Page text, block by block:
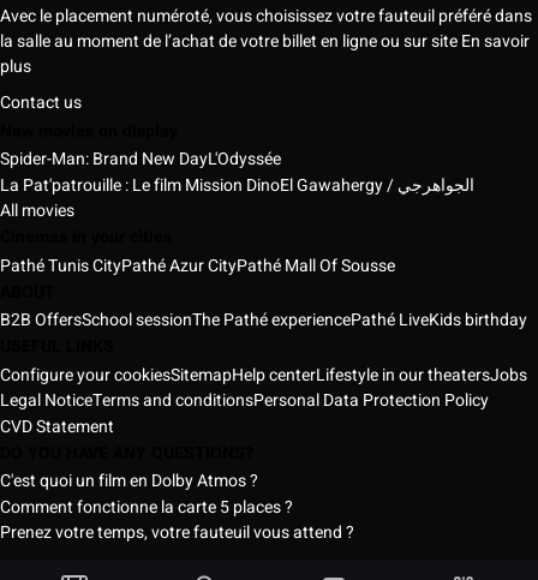
Avec le placement numéroté, vous choisissez votre fauteuil préféré dans
la salle au moment de l’achat de votre billet en ligne ou sur siteEn savoir
plus
Contact us
Spider-Man: Brand New DayL'Odyssée
La Pat'patrouille : Le film Mission Dino
El Gawahergy / الجواهرجي
All movies
Pathé Tunis CityPathé Azur CityPathé Mall Of Sousse
B2B OffersSchool sessionThe Pathé experiencePathé LiveKids birthday
Configure your cookiesSitemapHelp centerLifestyle in our theatersJobs
Legal NoticeTerms and conditionsPersonal Data Protection Policy
CVD Statement
C'est quoi un film en Dolby Atmos ?
Comment fonctionne la carte 5 places ?
Prenez votre temps, votre fauteuil vous attend ?